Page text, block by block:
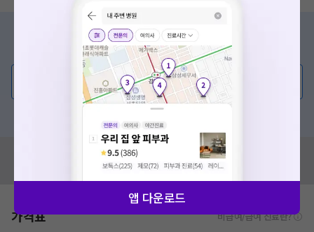
증상/치료, 궁금한 점이 있나요?
의사가 직접 답해드려요!
💬 무엇이든 물어보세요
혹은, 의료상담 서비스에 다양한 게시글 보러가기
혹시 잘못된 병원정보가 있나요?
모두닥 팀에 알려주세요!
가격표 비급여/급여 진료란?
앱 다운로드